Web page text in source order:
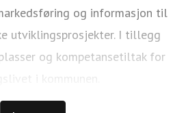
og informasjon til
utviklingsprosjekter. I tillegg
og kompetansetiltak for
i kommunen.